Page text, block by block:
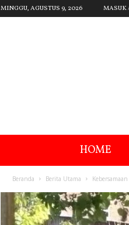
MINGGU, AGUSTUS 9, 2026 MASUK
HOME
Beranda Berita Utama